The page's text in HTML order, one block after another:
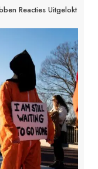
Reacties Uitgelokt